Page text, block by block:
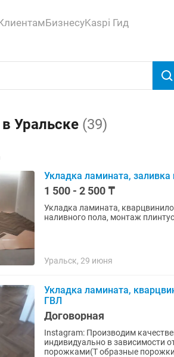
БизнесуKaspi Гид
Уральске (39)
Укладка ламината, заливка
1 500 - 2 500 ₸
Укладка ламината,
наливного пола, монтаж
Уральск, 29 июня
Укладка ламината,
ГВЛ
Договорная
Instagram: Производим качественную укладку: Паркета, инженерной доски(цена
индивидуально в зависимости
порожками(T образные